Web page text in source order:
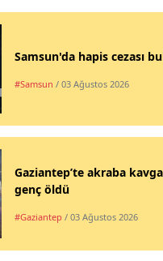
Rize
Samsun'da hapis cezası
#Samsun / 03 Ağustos 2026
Gaziantep’te akraba
genç öldü
#Gaziantep / 03 Ağustos 2026